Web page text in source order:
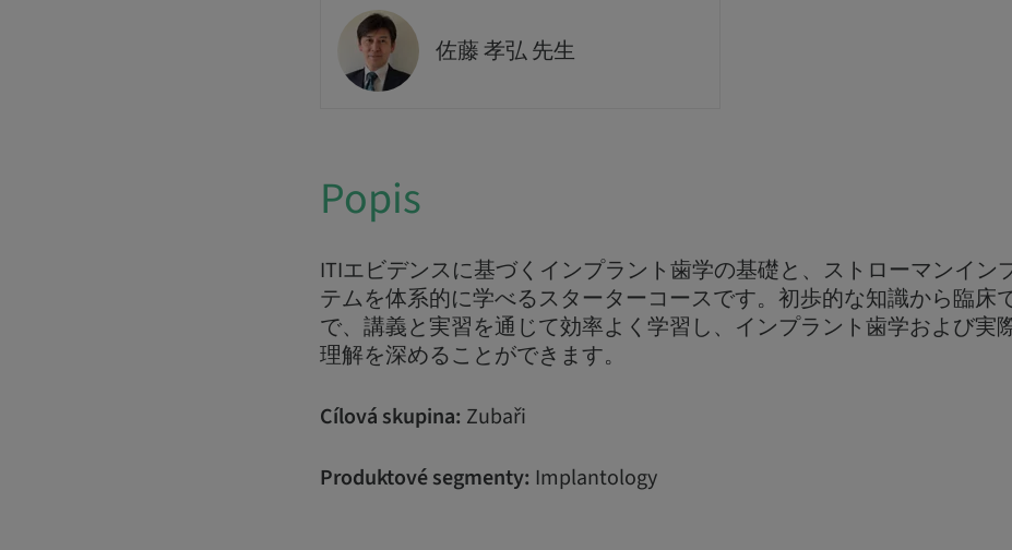
佐藤 孝弘 先生
Popis
ITIエビデンスに基づくインプラント歯学の基礎と、ストローマンイン
テムを体系的に学べるスターターコースです。初歩的な知識から臨床
で、講義と実習を通じて効率よく学習し、インプラント歯学および実
理解を深めることができます。
Cílová skupina: Zubaři
Produktové segmenty: Implantology